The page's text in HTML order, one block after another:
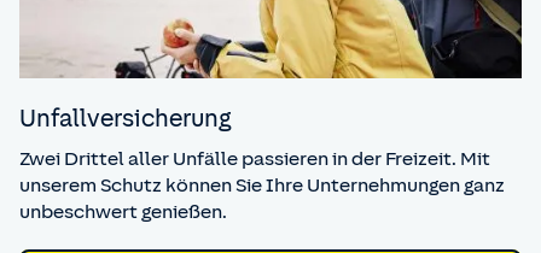
Unfall­versicherung
Zwei Drittel aller Unfälle passieren in der Freizeit. Mit
unserem Schutz können Sie Ihre Unternehmungen ganz
unbeschwert genießen.